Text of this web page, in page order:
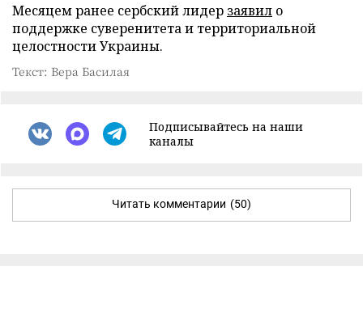
Месяцем ранее сербский лидер заявил о
поддержке суверенитета и территориальной
целостности Украины.
Текст: Вера Басилая
Подписывайтесь на наши
каналы
Читать комментарии (50)